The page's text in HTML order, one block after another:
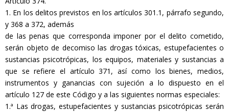
1. En los delitos previstos en los artículos 301.1, párrafo segundo,
y 368 a 372, además
de las penas que corresponda imponer por el delito cometido,
serán objeto de decomiso las drogas tóxicas, estupefacientes o
sustancias psicotrópicas, los equipos, materiales y sustancias a
que se refiere el artículo 371, así como los bienes, medios,
instrumentos y ganancias con sujeción a lo dispuesto en el
artículo 127 de este Código y a las siguientes normas especiales:
1.ª Las drogas, estupefacientes y sustancias psicotrópicas serán